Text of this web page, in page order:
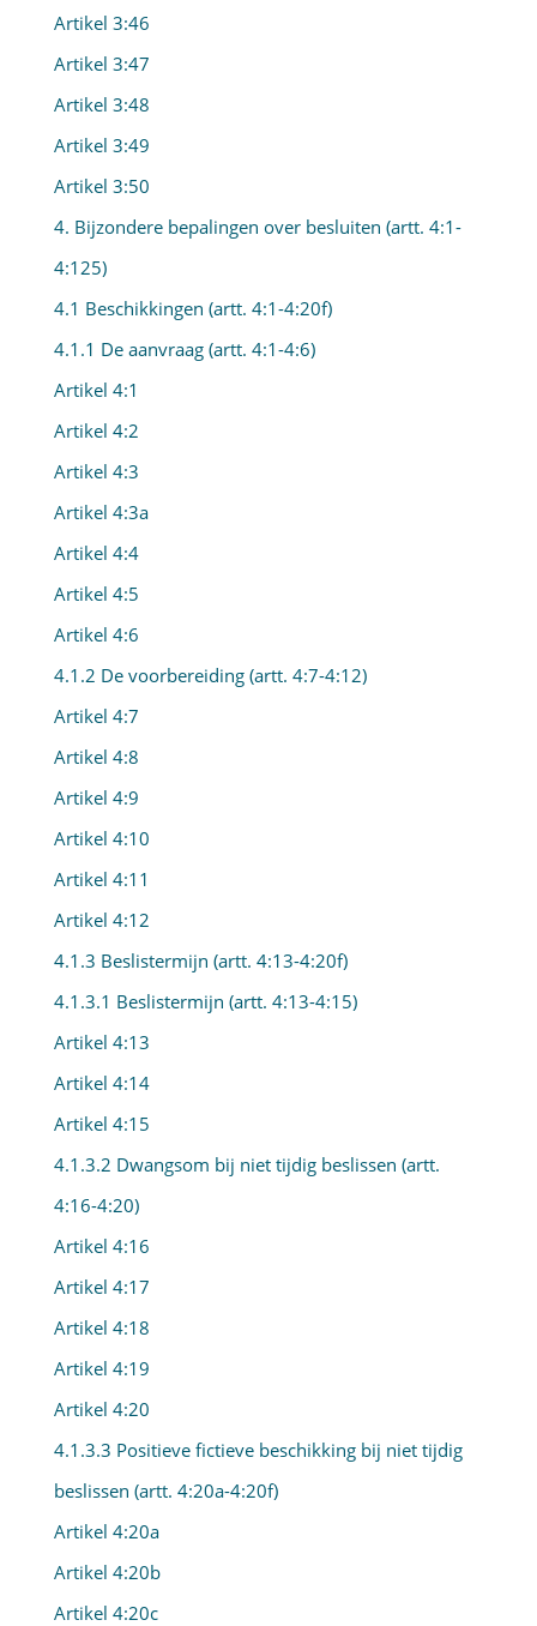
Artikel 3:46
Artikel 3:47
Artikel 3:48
Artikel 3:49
Artikel 3:50
4. Bijzondere bepalingen over besluiten (artt. 4:1-
4:125)
4.1 Beschikkingen (artt. 4:1-4:20f)
4.1.1 De aanvraag (artt. 4:1-4:6)
Artikel 4:1
Artikel 4:2
Artikel 4:3
Artikel 4:3a
Artikel 4:4
Artikel 4:5
Artikel 4:6
4.1.2 De voorbereiding (artt. 4:7-4:12)
Artikel 4:7
Artikel 4:8
Artikel 4:9
Artikel 4:10
Artikel 4:11
Artikel 4:12
4.1.3 Beslistermijn (artt. 4:13-4:20f)
4.1.3.1 Beslistermijn (artt. 4:13-4:15)
Artikel 4:13
Artikel 4:14
Artikel 4:15
4.1.3.2 Dwangsom bij niet tijdig beslissen (artt.
4:16-4:20)
Artikel 4:16
Artikel 4:17
Artikel 4:18
Artikel 4:19
Artikel 4:20
4.1.3.3 Positieve fictieve beschikking bij niet tijdig
beslissen (artt. 4:20a-4:20f)
Artikel 4:20a
Artikel 4:20b
Artikel 4:20c